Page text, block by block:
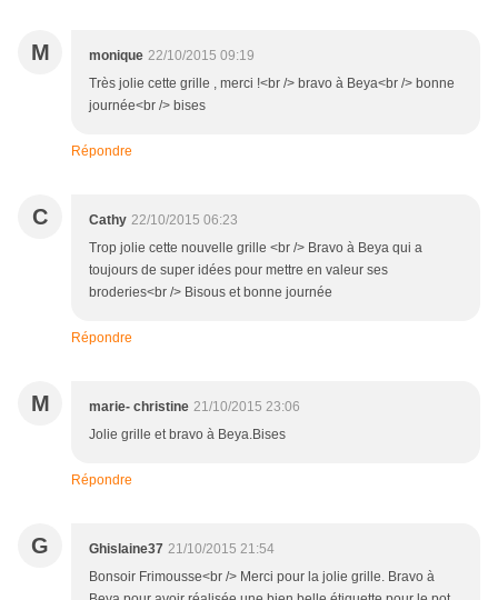
M monique 22/10/2015 09:19
Très jolie cette grille , merci !<br /> bravo à Beya<br /> bonne
journée<br /> bises
Répondre
C Cathy 22/10/2015 06:23
Trop jolie cette nouvelle grille <br /> Bravo à Beya qui a
toujours de super idées pour mettre en valeur ses
broderies<br /> Bisous et bonne journée
Répondre
M marie- christine 21/10/2015 23:06
Jolie grille et bravo à Beya.Bises
Répondre
G Ghislaine37 21/10/2015 21:54
Bonsoir Frimousse<br /> Merci pour la jolie grille. Bravo à